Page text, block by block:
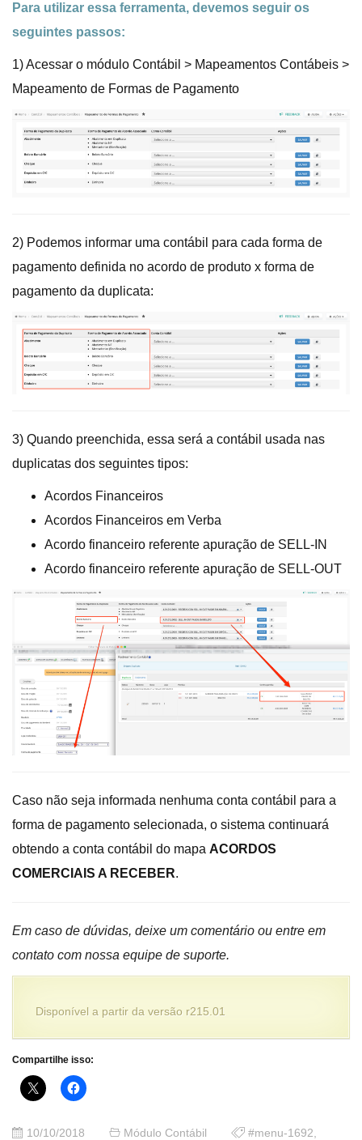
Para utilizar essa ferramenta, devemos seguir os
seguintes passos:
1) Acessar o módulo Contábil > Mapeamentos Contábeis >
Mapeamento de Formas de Pagamento
2) Podemos informar uma contábil para cada forma de
pagamento definida no acordo de produto x forma de
pagamento da duplicata:
3) Quando preenchida, essa será a contábil usada nas
duplicatas dos seguintes tipos:
Acordos Financeiros
Acordos Financeiros em Verba
Acordo financeiro referente apuração de SELL-IN
Acordo financeiro referente apuração de SELL-OUT
Caso não seja informada nenhuma conta contábil para a
forma de pagamento selecionada, o sistema continuará
obtendo a conta contábil do mapa ACORDOS
COMERCIAIS A RECEBER.
Em caso de dúvidas, deixe um comentário ou entre em
contato com nossa equipe de suporte.
Disponível a partir da versão r215.01
Compartilhe isso:
10/10/2018 Módulo Contábil #menu-1692,